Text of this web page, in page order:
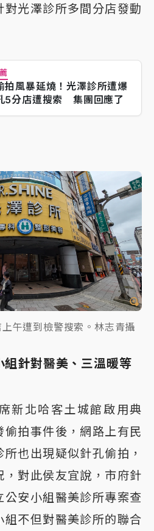
光澤診所多間分店發動
拍風暴延燒！光澤診所遭爆
5分店遭搜索 集團回應了
午遭到檢警搜索。林志青攝
組針對醫美、三溫暖等
新北哈客土城館啟用典
拍事件後，網路上有民
也出現疑似針孔偷拍，
，對此侯友宜說，市府針
安小組醫美診所專案查
組不但對醫美診所的聯合